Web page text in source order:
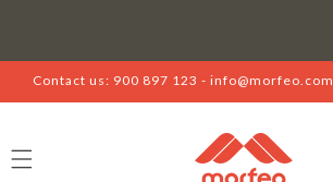
Contact us: 900 897 123 - info@morfeo.com